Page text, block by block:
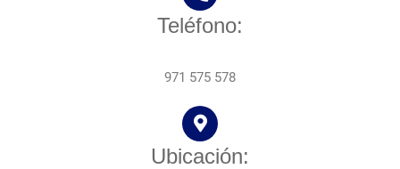
Teléfono:
971 575 578
Ubicación: